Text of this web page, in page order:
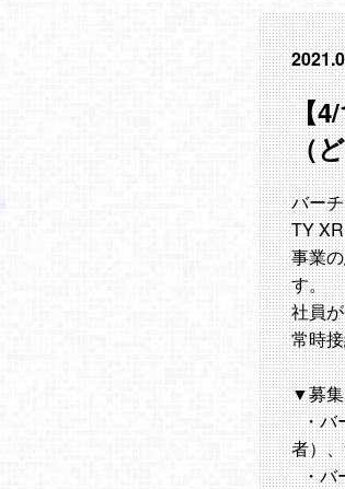
【
（
バー
TY
事業
す。
社員
常時
▼募集
・バ
者）
・バ